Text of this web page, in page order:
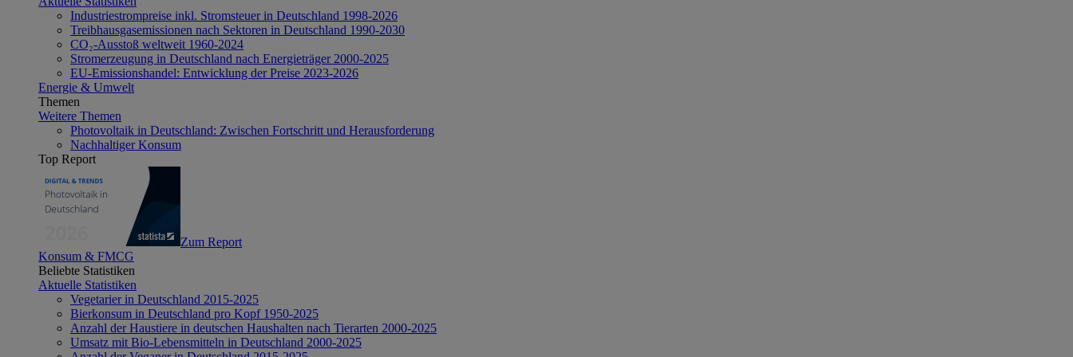
Industriestrompreise inkl. Stromsteuer in Deutschland 1998-2026
Treibhausgasemissionen nach Sektoren in Deutschland 1990-2030
CO₂-Ausstoß weltweit 1960-2024
Stromerzeugung in Deutschland nach Energieträger 2000-2025
EU-Emissionshandel: Entwicklung der Preise 2023-2026
Energie & Umwelt
Themen
Weitere Themen
Photovoltaik in Deutschland: Zwischen Fortschritt und Herausforderung
Nachhaltiger Konsum
Top Report
Zum Report
Konsum & FMCG
Beliebte Statistiken
Aktuelle Statistiken
Vegetarier in Deutschland 2015-2025
Bierkonsum in Deutschland pro Kopf 1950-2025
Anzahl der Haustiere in deutschen Haushalten nach Tierarten 2000-2025
Umsatz mit Bio-Lebensmitteln in Deutschland 2000-2025